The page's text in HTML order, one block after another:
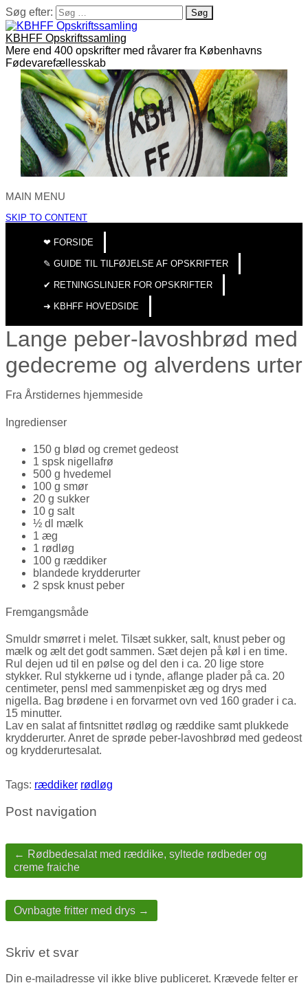
Søg efter:
KBHFF Opskriftssamling
Mere end 400 opskrifter med råvarer fra Københavns
Fødevarefællesskab
MAIN MENU
SKIP TO CONTENT
❤︎ FORSIDE
✎ GUIDE TIL TILFØJELSE AF OPSKRIFTER
✔︎ RETNINGSLINJER FOR OPSKRIFTER
➜ KBHFF HOVEDSIDE
Lange peber-lavoshbrød med
gedecreme og alverdens urter
Fra Årstidernes hjemmeside
Ingredienser
150 g blød og cremet gedeost
1 spsk nigellafrø
500 g hvedemel
100 g smør
20 g sukker
10 g salt
½ dl mælk
1 æg
1 rødløg
100 g ræddiker
blandede krydderurter
2 spsk knust peber
Fremgangsmåde
Smuldr smørret i melet. Tilsæt sukker, salt, knust peber og
mælk og ælt det godt sammen. Sæt dejen på køl i en time.
Rul dejen ud til en pølse og del den i ca. 20 lige store
stykker. Rul stykkerne ud i tynde, aflange plader på ca. 20
centimeter, pensl med sammenpisket æg og drys med
nigella. Bag brødene i en forvarmet ovn ved 160 grader i ca.
15 minutter.
Lav en salat af fintsnittet rødløg og ræddike samt plukkede
krydderurter. Anret de sprøde peber-lavoshbrød med gedeost
og krydderurtesalat.
Tags: ræddiker rødløg
Post navigation
← Rødbedesalat med ræddike, syltede rødbeder og
creme fraiche
Ovnbagte fritter med drys →
Skriv et svar
Din e-mailadresse vil ikke blive publiceret. Krævede felter er